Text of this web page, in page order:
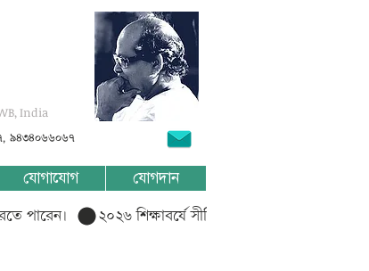
India
৯৪৩৪০৬৬০৬৭
যোগাযোগ যোগদান
পারেন।